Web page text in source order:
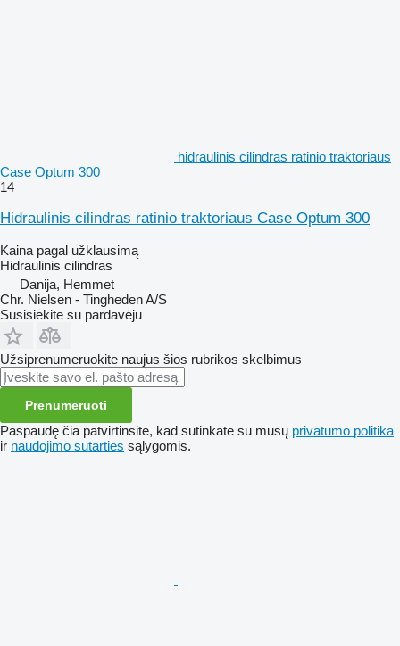
hidraulinis cilindras ratinio traktoriaus
Case Optum 300
14
Hidraulinis cilindras ratinio traktoriaus Case Optum 300
Kaina pagal užklausimą
Hidraulinis cilindras
Danija, Hemmet
Chr. Nielsen - Tingheden A/S
Susisiekite su pardavėju
Užsiprenumeruokite naujus šios rubrikos skelbimus
Prenumeruoti
Paspaudę čia patvirtinsite, kad sutinkate su mūsų privatumo politika
ir naudojimo sutarties sąlygomis.